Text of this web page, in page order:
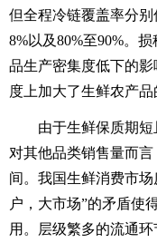
但全程冷链覆盖率分
8%以及80%至90%。
品生产密集度低下的
度上加大了生鲜农产品
由于生鲜保质期短
对其他品类销售量而
间。我国生鲜消费市
户，大市场”的矛盾使
用。层级繁多的流通